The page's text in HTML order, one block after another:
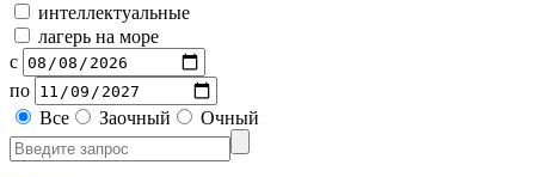
интеллектуальные
лагерь на море
с
по
Все
Заочный Очный